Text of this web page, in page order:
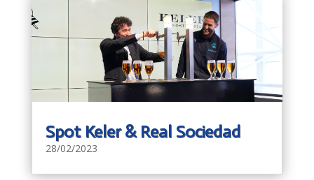
Spot Keler & Real Sociedad
28/02/2023